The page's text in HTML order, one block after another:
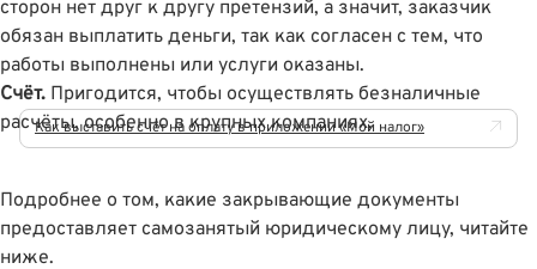
сторон нет друг к другу претензий, а значит, заказчик
обязан выплатить деньги, так как согласен с тем, что
работы выполнены или услуги оказаны.
Счёт. Пригодится, чтобы осуществлять безналичные
расчёты, особенно в крупных компаниях.
Как выставить счёт на оплату в приложении «Мой налог»
Подробнее о том, какие закрывающие документы
предоставляет самозанятый юридическому лицу, читайте
ниже.